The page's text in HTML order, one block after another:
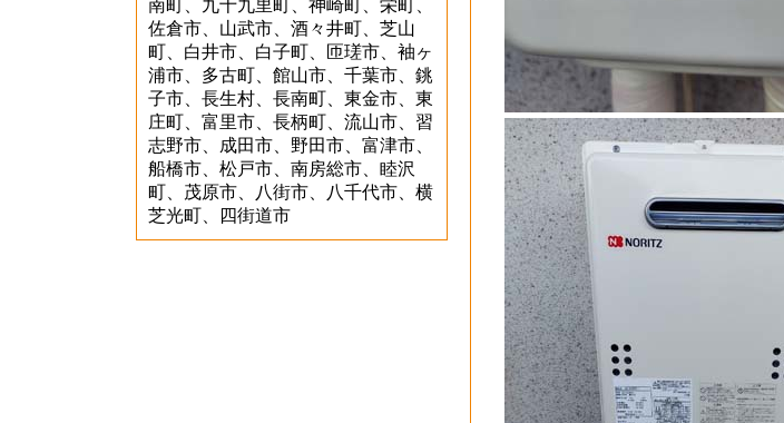
南町、九十九里町、神崎町、栄町、
佐倉市、山武市、酒々井町、芝山
町、白井市、白子町、匝瑳市、袖ヶ
浦市、多古町、館山市、千葉市、銚
子市、長生村、長南町、東金市、東
庄町、富里市、長柄町、流山市、習
志野市、成田市、野田市、富津市、
船橋市、松戸市、南房総市、睦沢
町、茂原市、八街市、八千代市、横
芝光町、四街道市